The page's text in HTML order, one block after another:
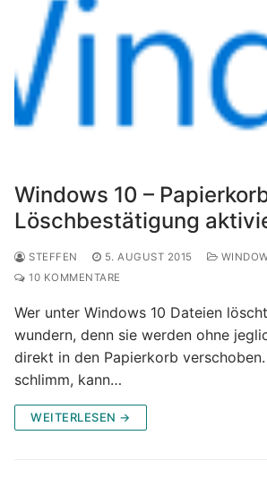
Windows 10 –
Löschbestätigung
STEFFEN 5. AUGUST 2015
10 KOMMENTARE
Wer unter Windows 10 Dateien
wundern, denn sie werden ohne
direkt in den Papierkorb
schlimm, kann…
WEITERLESEN →